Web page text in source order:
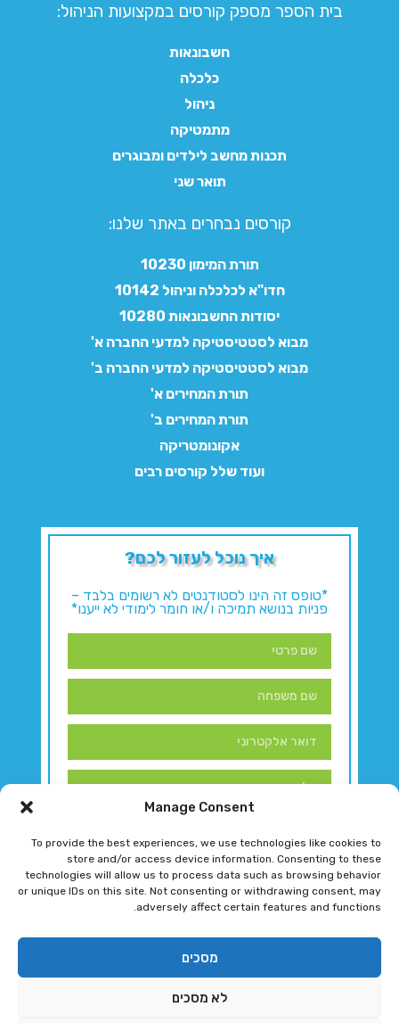
Manage Consent
To provide the best experiences, we use technologies like cookies to
store and/or access device information. Consenting to these
technologies will allow us to process data such as browsing behavior
or unique IDs on this site. Not consenting or withdrawing consent, may
adversely affect certain features and functions.
מסכים
לא מסכים
בית הספר מספק קורסים במקצועות הניהול:
חשבונאות
כלכלה
ניהול
מתמטיקה
תכנות מחשב לילדים ומבוגרים
תואר שני
קורסים נבחרים באתר שלנו:​
תורת המימון 10230
חדו"א לכלכלה וניהול 10142
יסודות החשבונאות 10280
מבוא לסטטיסטיקה למדעי החברה א'
מבוא לסטטיסטיקה למדעי החברה ב'
תורת המחירים א'
תורת המחירים ב'
אקונומטריקה
ועוד שלל קורסים רבים
איך נוכל לעזור לכם?
*טופס זה הינו לסטודנטים לא רשומים בלבד –
פניות בנושא תמיכה ו/או חומר לימודי לא ייענו*